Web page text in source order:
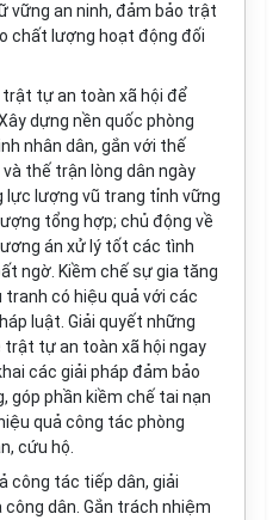
vững an ninh, đảm bảo trật
chất lượng hoạt động đối
tự an toàn xã hội để
dựng nền quốc phòng
nhân dân, gắn với thế
thế trận lòng dân ngày
lực lượng vũ trang tỉnh vững
tổng hợp; chủ động về
án xử lý tốt các tình
ngờ. Kiềm chế sự gia tăng
có hiệu quả với các
luật. Giải quyết những
trật tự an toàn xã hội ngay
các giải pháp đảm bảo
góp phần kiềm chế tai nạn
quả công tác phòng
cứu hộ.
công tác tiếp dân, giải
dân. Gắn trách nhiệm